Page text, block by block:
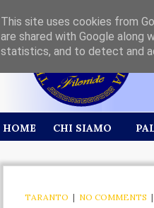
HOME CHI SIAMO
TARANTO | NO COMMENTS |
This site uses cookies from
are shared with Google along
statistics, and to detect and